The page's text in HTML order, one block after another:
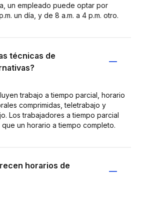
un empleado puede optar por
un día, y de 8 a.m. a 4 p.m. otro.
técnicas de
trabajo a tiempo parcial, horario
comprimidas, teletrabajo y
Los trabajadores a tiempo parcial
un horario a tiempo completo.
horarios de